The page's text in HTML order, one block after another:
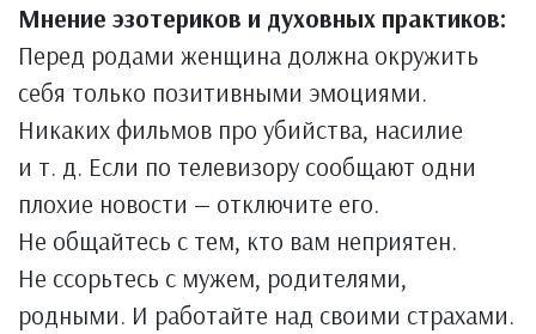
Мнение эзотериков и духовных практиков:
Перед родами женщина должна окружить
себя только позитивными эмоциями.
Никаких фильмов про убийства, насилие
и т. д. Если по телевизору сообщают одни
плохие новости — отключите его.
Не общайтесь с тем, кто вам неприятен.
Не ссорьтесь с мужем, родителями,
родными. И работайте над своими страхами.